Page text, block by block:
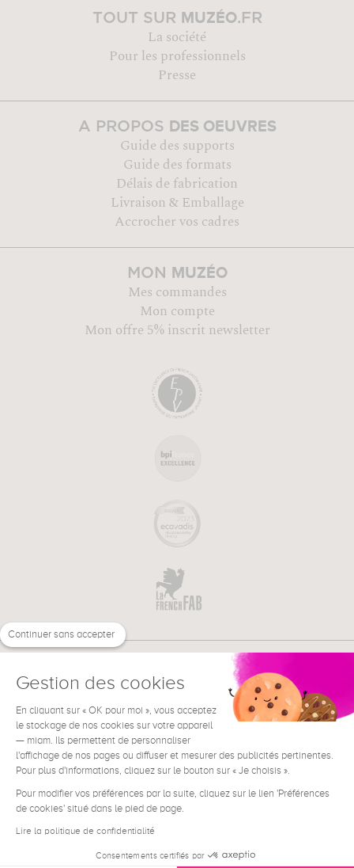
TOUT SUR MUZÉO.FR
La société
Pour les professionnels
Presse
A PROPOS DES OEUVRES
Guide des supports
Guide des formats
Délais de fabrication
Livraison & Emballage
Accrocher vos cadres
MON MUZÉO
Mes commandes
Mon compte
Mon offre 5% inscrit newsletter
BESOIN D'AIDE ?
Conditions générales de vente
Mentions Légales
Contact
Continuer sans accepter
Gestion des cookies
En cliquant sur « OK pour moi », vous acceptez
le stockage de nos cookies sur votre appareil
— miam. Ils permettent de personnaliser
l'affichage de nos pages ou diffuser et mesurer des publicités pertinentes.
Pour plus d'informations, cliquez sur le bouton sur « Je choisis ».
Pour modifier vos préférences par la suite, cliquez sur le lien 'Préférences
de cookies' situé dans le pied de page.
Lire la politique de confidentialité
Consentements certifiés par